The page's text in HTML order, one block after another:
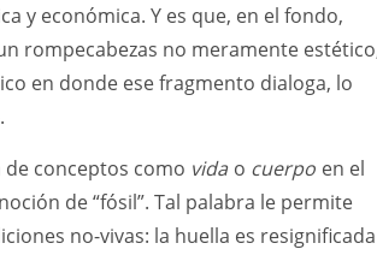
y económica. Y es que, en el fondo,
rompecabezas no meramente
en donde ese fragmento dialoga, lo
conceptos como vida o cuerpo en el
de “fósil”. Tal palabra le permite
no-vivas: la huella es resignificada